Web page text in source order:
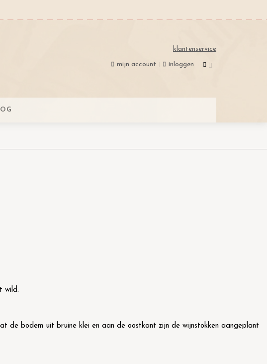
klantenservice
mijn account inloggen
wild.
de bodem uit bruine klei en aan de oostkant zijn de wijnstokken aangeplant